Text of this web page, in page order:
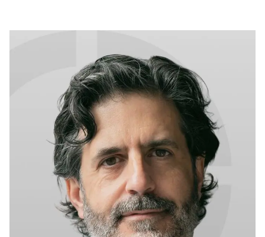
O Edifício do Corvo
Prêmio Bronze do OPPO
Photography Awards
Prêmio Prata do OPPO Photography
Awards